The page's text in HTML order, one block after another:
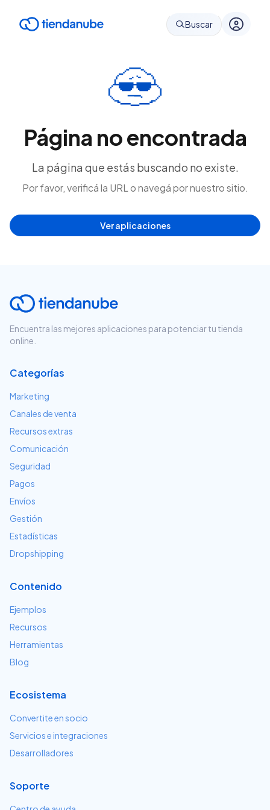
Buscar
Página no encontrada
La página que estás buscando no existe.
Por favor, verificá la URL o navegá por nuestro sitio.
Ver aplicaciones
Encuentra las mejores aplicaciones para potenciar tu tienda
online.
Categorías
Marketing
Canales de venta
Recursos extras
Comunicación
Seguridad
Pagos
Envíos
Gestión
Estadísticas
Dropshipping
Contenido
Ejemplos
Recursos
Herramientas
Blog
Ecosistema
Convertite en socio
Servicios e integraciones
Desarrolladores
Soporte